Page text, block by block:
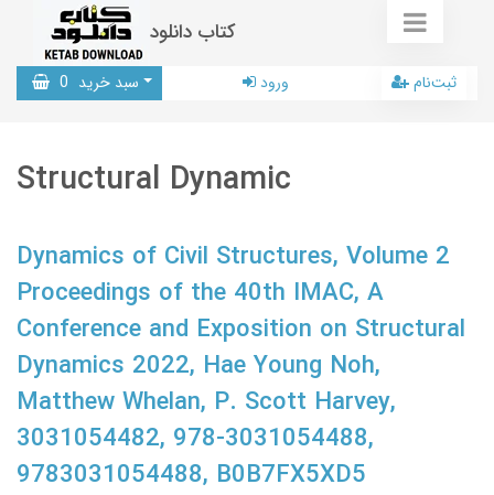
کتاب دانلود
سبد خرید 0 ورود ثبت‌نام
Structural Dynamic
Dynamics of Civil Structures, Volume 2
Proceedings of the 40th IMAC, A
Conference and Exposition on Structural
Dynamics 2022, Hae Young Noh,
Matthew Whelan, P. Scott Harvey,
3031054482, 978-3031054488,
9783031054488, B0B7FX5XD5